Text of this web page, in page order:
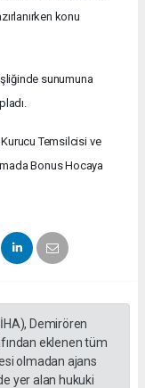
konu
sunumuna
Temsilcisi ve
Bonus Hocaya
Demirören
eklenen tüm
olmadan ajans
yer alan hukuki